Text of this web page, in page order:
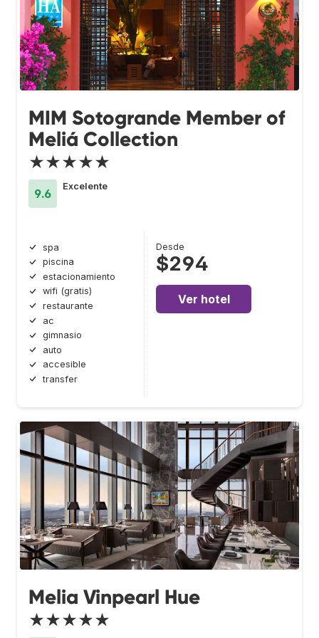
MIM Sotogrande Member of
Meliá Collection
★★★★★
9.6
Excelente
spa
piscina
estacionamiento
wifi (gratis)
restaurante
ac
gimnasio
auto
accesible
transfer
Desde
$294
Ver hotel
Melia Vinpearl Hue
★★★★★